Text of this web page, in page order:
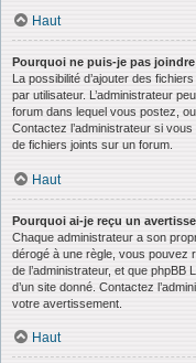
Haut
Pourquoi ne puis-je pas
La possibilité d’ajouter des
par utilisateur. L’administrateur
forum dans lequel vous postez,
Contactez l’administrateur si
de fichiers joints sur un forum.
Haut
Pourquoi ai-je reçu un
Chaque administrateur a son
dérogé à une règle, vous pouvez
de l’administrateur, et que phpBB
d’un site donné. Contactez
votre avertissement.
Haut